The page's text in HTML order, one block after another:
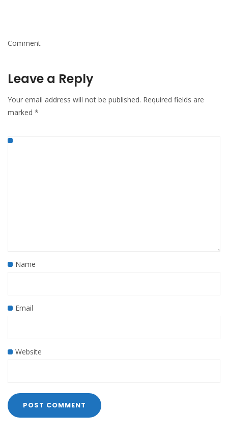
Comment
Leave a Reply
Your email address will not be published. Required fields are
marked *
Name
Email
Website